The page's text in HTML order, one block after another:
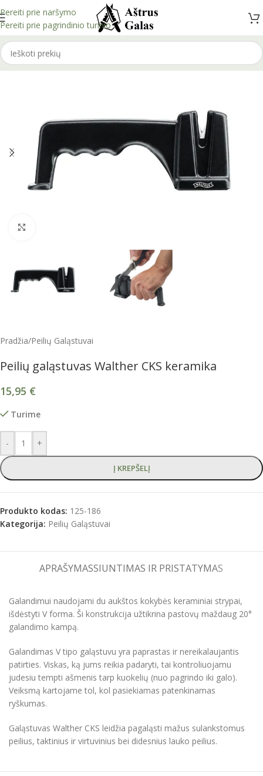
Pereiti prie naršymo
Pereiti prie pagrindinio turinio
Pradžia/Peilių Galąstuvai
Peilių galąstuvas Walther CKS keramika
15,95 €
Turime
- +
Į KREPŠELĮ
Produkto kodas: 125-186
Kategorija: Peilių Galąstuvai
APRAŠYMASSIUNTIMAS IR PRISTATYMAS
Galandimui naudojami du aukštos kokybės keraminiai strypai,
išdėstyti V forma. Ši konstrukcija užtikrina pastovų maždaug 20°
galandimo kampą.
Galandimas V tipo galąstuvu yra paprastas ir nereikalaujantis
patirties. Viskas, ką jums reikia padaryti, tai kontroliuojamu
judesiu tempti ašmenis tarp kuokelių (nuo pagrindo iki galo).
Veiksmą kartojame tol, kol pasiekiamas patenkinamas
ryškumas.
Galąstuvas Walther CKS leidžia pagaląsti mažus sulankstomus
peilius, taktinius ir virtuvinius bei didesnius lauko peilius.